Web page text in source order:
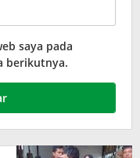
saya pada
berikutnya.